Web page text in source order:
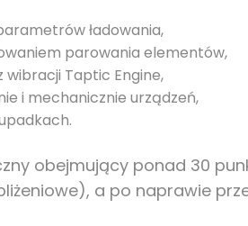
ładowania,
parowania elementów,
wibracji Taptic Engine,
i mechanicznie urządzeń,
obejmujący ponad 30
a po naprawie